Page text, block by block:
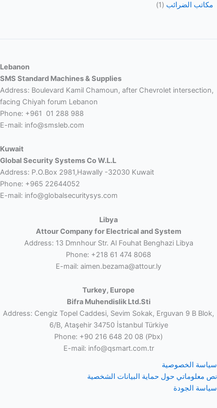
مكاتب الضرائب (1)
Lebanon
SMS Standard Machines & Supplies
Address: Boulevard Kamil Chamoun, after Chevrolet intersection,
facing Chiyah forum Lebanon
Phone: +961 01 288 988
E-mail: info@smsleb.com
Kuwait
Global Security Systems Co W.L.L
Address: P.O.Box 2981,Hawally -32030 Kuwait
Phone: +965 22644052
E-mail: info@globalsecuritysys.com
Libya
Attour Company for Electrical and System
Address: 13 Dmnhour Str. Al Fouhat Benghazi Libya
Phone: +218 61 474 8068
E-mail: aimen.bezama@attour.ly
Turkey, Europe
Bifra Muhendislik Ltd.Sti
Address: Cengiz Topel Caddesi, Sevim Sokak, Erguvan 9 B Blok,
6/B, Ataşehir 34750 İstanbul Türkiye
Phone: +90 216 648 20 08 (Pbx)
E-mail: info@qsmart.com.tr
سياسة الخصوصية
نص معلوماتي حول حماية البيانات الشخصية
سياسة الجودة